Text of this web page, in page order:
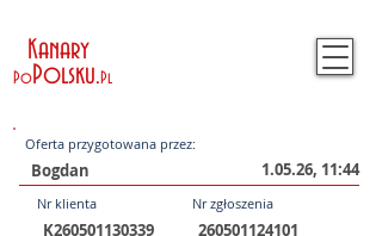
Kanary
PoPolsku.Pl
Oferta przygotowana przez:
1.05.26, 11:44
Nr klienta Nr zgłoszenia